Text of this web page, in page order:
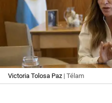
Victoria Tolosa Paz | Télam